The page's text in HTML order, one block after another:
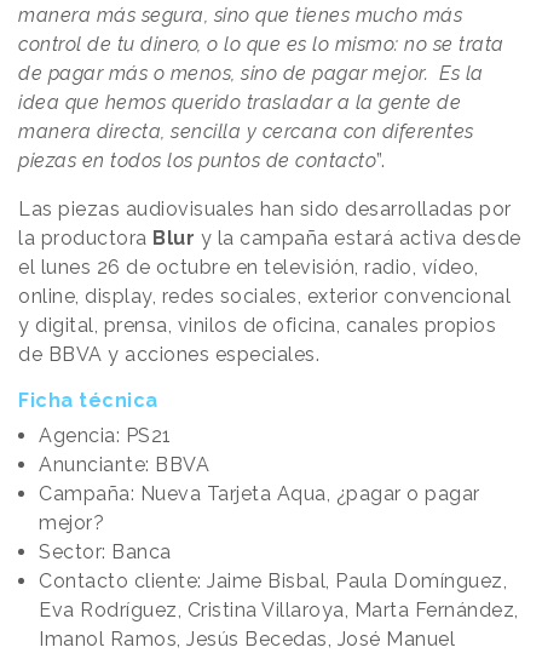
manera más segura, sino que tienes mucho más
control de tu dinero, o lo que es lo mismo: no se trata
de pagar más o menos, sino de pagar mejor. Es la
idea que hemos querido trasladar a la gente de
manera directa, sencilla y cercana con diferentes
piezas en todos los puntos de contacto”.
Las piezas audiovisuales han sido desarrolladas por
la productora Blur y la campaña estará activa desde
el lunes 26 de octubre en televisión, radio, vídeo,
online, display, redes sociales, exterior convencional
y digital, prensa, vinilos de oficina, canales propios
de BBVA y acciones especiales.
Ficha técnica
Agencia: PS21
Anunciante: BBVA
Campaña: Nueva Tarjeta Aqua, ¿pagar o pagar
mejor?
Sector: Banca
Contacto cliente: Jaime Bisbal, Paula Domínguez,
Eva Rodríguez, Cristina Villaroya, Marta Fernández,
Imanol Ramos, Jesús Becedas, José Manuel